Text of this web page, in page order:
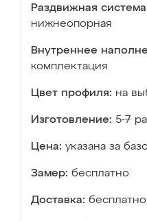
Раздвижная
нижнеопорная
Внутреннее
комплектация
Цвет профиля: на
Изготовление: 5-7
Цена: указана за
Замер: бесплатно
Доставка: бесплатно